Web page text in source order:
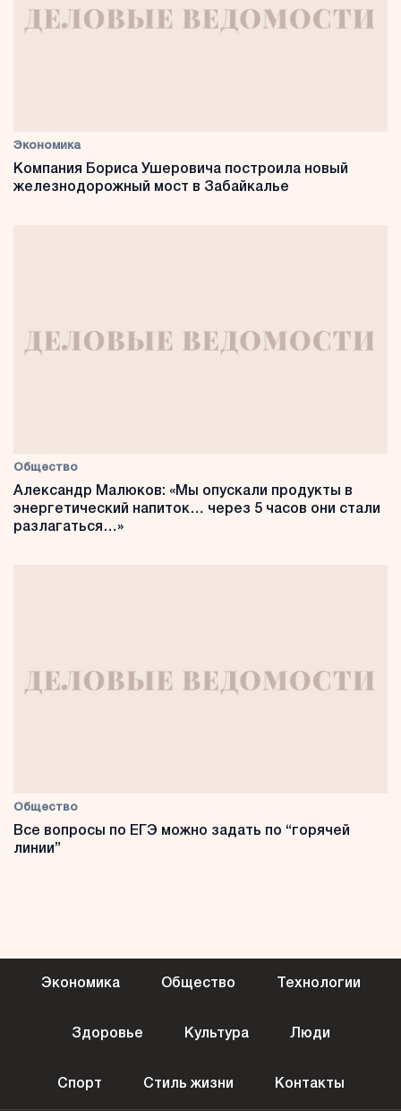
Экономика
Компания Бориса Ушеровича построила новый
железнодорожный мост в Забайкалье
Общество
Александр Малюков: «Мы опускали продукты в
энергетический напиток… через 5 часов они стали
разлагаться…»
Общество
Все вопросы по ЕГЭ можно задать по “горячей
линии”
Экономика Общество Технологии
Здоровье Культура Люди
Спорт Стиль жизни Контакты